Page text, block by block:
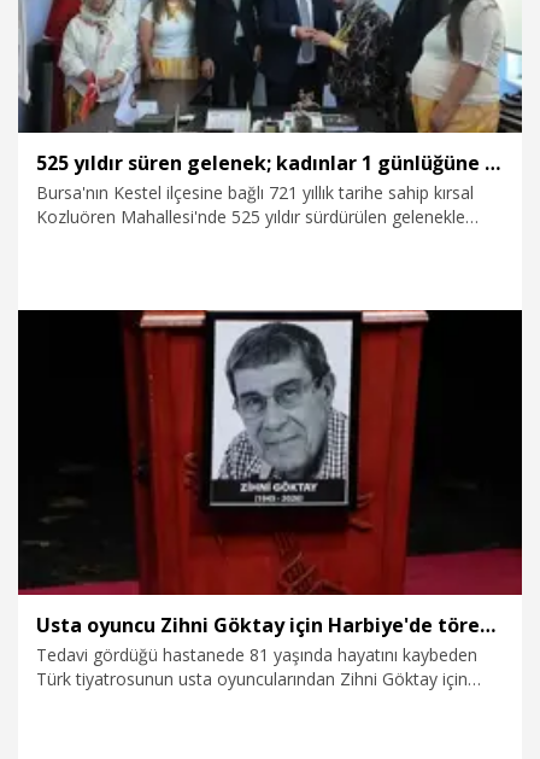
525 yıldır süren gelenek; kadınlar 1 günlüğüne köyü yönetiyor
Bursa'nın Kestel ilçesine bağlı 721 yıllık tarihe sahip kırsal
Kozluören Mahallesi'nde 525 yıldır sürdürülen gelenekle
eğlenen erkeklerin, mahalleye girmemesi için jandarma da
Foto Galeri
Usta oyuncu Zihni Göktay için Harbiye'de tören düzenlendi
Tedavi gördüğü hastanede 81 yaşında hayatını kaybeden
Türk tiyatrosunun usta oyuncularından Zihni Göktay için